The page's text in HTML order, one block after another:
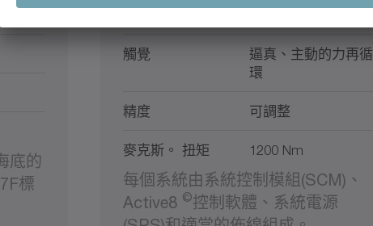
底的
標
觸覺
逼真、主動的力再循
環
精度 可調整
麥克斯。 扭矩 1200 Nm
每個系統由系統控制模組(SCM)、
Active8 ©控制軟體、系統電源